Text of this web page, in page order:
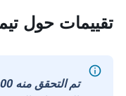
تقييمات حول
تم التحقق منه 100%